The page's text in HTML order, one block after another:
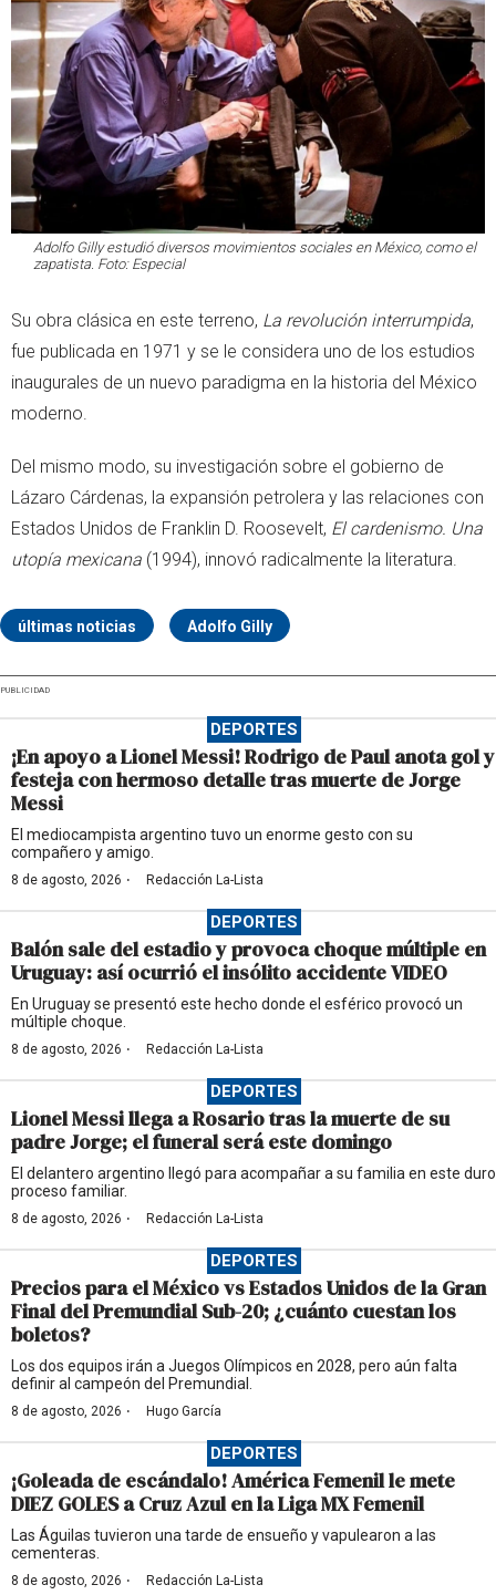
Adolfo Gilly estudió diversos movimientos sociales en México, como el
zapatista. Foto: Especial
Su obra clásica en este terreno, La revolución interrumpida,
fue publicada en 1971 y se le considera uno de los estudios
inaugurales de un nuevo paradigma en la historia del México
moderno.
Del mismo modo, su investigación sobre el gobierno de
Lázaro Cárdenas, la expansión petrolera y las relaciones con
Estados Unidos de Franklin D. Roosevelt, El cardenismo. Una
utopía mexicana (1994), innovó radicalmente la literatura.
últimas noticias Adolfo Gilly
PUBLICIDAD
DEPORTES
¡En apoyo a Lionel Messi! Rodrigo de Paul anota gol y
festeja con hermoso detalle tras muerte de Jorge
Messi
El mediocampista argentino tuvo un enorme gesto con su
compañero y amigo.
8 de agosto, 2026 · Redacción La-Lista
DEPORTES
Balón sale del estadio y provoca choque múltiple en
Uruguay: así ocurrió el insólito accidente VIDEO
En Uruguay se presentó este hecho donde el esférico provocó un
múltiple choque.
8 de agosto, 2026 · Redacción La-Lista
DEPORTES
Lionel Messi llega a Rosario tras la muerte de su
padre Jorge; el funeral será este domingo
El delantero argentino llegó para acompañar a su familia en este duro
proceso familiar.
8 de agosto, 2026 · Redacción La-Lista
DEPORTES
Precios para el México vs Estados Unidos de la Gran
Final del Premundial Sub-20; ¿cuánto cuestan los
boletos?
Los dos equipos irán a Juegos Olímpicos en 2028, pero aún falta
definir al campeón del Premundial.
8 de agosto, 2026 · Hugo García
DEPORTES
¡Goleada de escándalo! América Femenil le mete
DIEZ GOLES a Cruz Azul en la Liga MX Femenil
Las Águilas tuvieron una tarde de ensueño y vapulearon a las
cementeras.
8 de agosto, 2026 · Redacción La-Lista